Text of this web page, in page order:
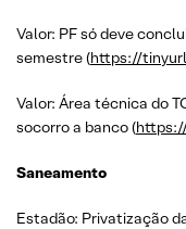
Valor: PF só deve
semestre (https://
Valor: Área técnica do
socorro a banco (
Saneamento
Estadão: Privatização